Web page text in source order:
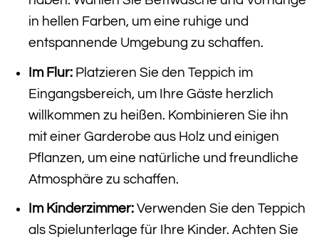
in hellen Farben, um eine ruhige und
entspannende Umgebung zu schaffen.
Im Flur:Platzieren Sie den Teppich im
Eingangsbereich, um Ihre Gäste herzlich
willkommen zu heißen. Kombinieren Sie ihn
mit einer Garderobe aus Holz und einigen
Pflanzen, um eine natürliche und freundliche
Atmosphäre zu schaffen.
Im Kinderzimmer:Verwenden Sie den Teppich
als Spielunterlage für Ihre Kinder. Achten Sie